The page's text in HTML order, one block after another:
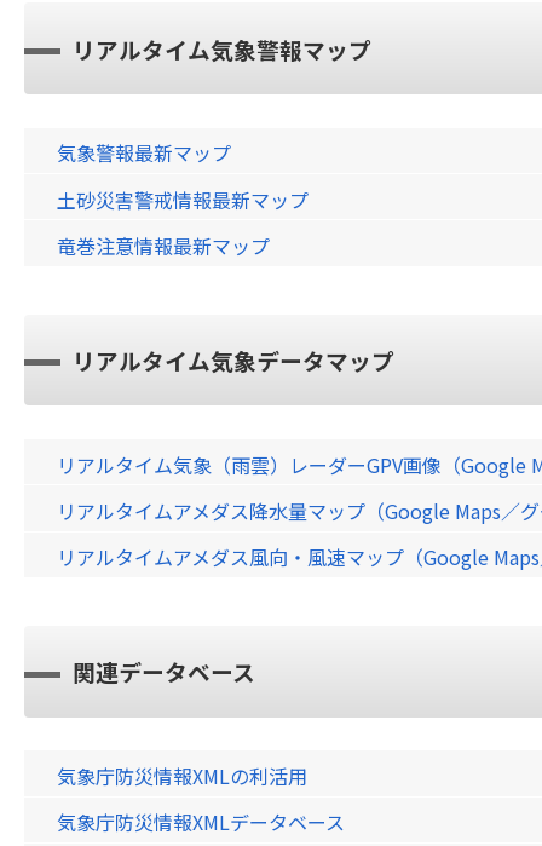
リアルタイム気象警報マップ
気象警報最新マップ
土砂災害警戒情報最新マップ
竜巻注意情報最新マップ
リアルタイム気象データマップ
リアルタイム気象（雨雲）レーダーGPV画像（Google
リアルタイムアメダス降水量マップ（Google Maps／
リアルタイムアメダス風向・風速マップ（Google
関連データベース
気象庁防災情報XMLの利活用
気象庁防災情報XMLデータベース